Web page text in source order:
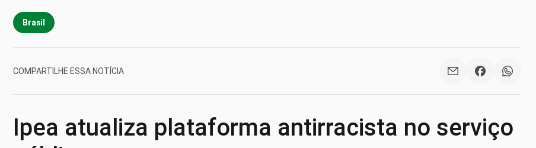
Brasil
COMPARTILHE ESSA NOTÍCIA
Ipea atualiza plataforma antirracista no serviço